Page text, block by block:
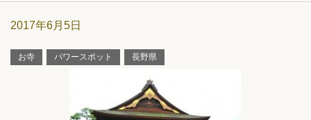
2017年6月5日
お寺 パワースポット 長野県